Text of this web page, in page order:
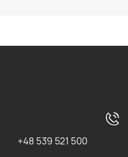
+48 539 521 500